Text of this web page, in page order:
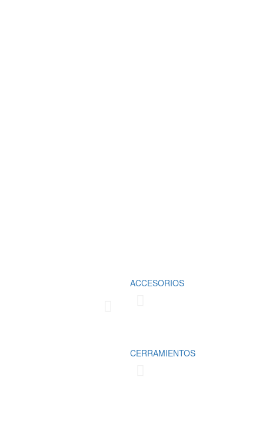
Fabricamos cubrimientos para la
ACCESORIOS
CERRAMIENTOS